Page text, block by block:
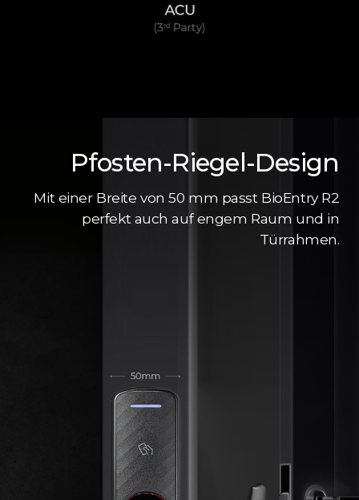
Pfosten-Riegel-Design
Mit einer Breite von 50 mm passt BioEntry R2
perfekt auch auf engem Raum und in
Türrahmen.